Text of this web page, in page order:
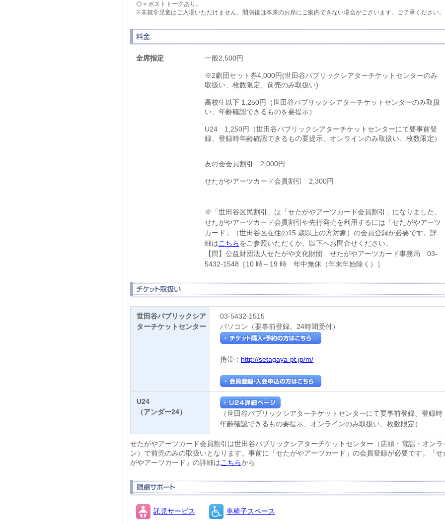
◎＝ポストトークあり。
※未就学児童はご入場いただけません。開演後は本来のお席にご案内できない場合がございます。ご了承ください。
全席指定 一般2,500円
※2劇団セット券4,000円(世田谷パブリックシアターチケットセンターのみ
取扱い、枚数限定、前売のみ取扱い)
高校生以下 1,250円（世田谷パブリックシアターチケットセンターのみ取扱
い、年齢確認できるものを要提示）
U24 1,250円（世田谷パブリックシアターチケットセンターにて要事前登
録、登録時年齢確認できるもの要提示、オンラインのみ取扱い、枚数限定）
友の会会員割引 2,000円
せたがやアーツカード会員割引 2,300円
※「世田谷区民割引」は「せたがやアーツカード会員割引」になりました。
せたがやアーツカード会員割引や先行発売を利用するには「せたがやアーツ
カード」（世田谷区在住の15 歳以上の方対象）の会員登録が必要です。詳
細はこちらをご参照いただくか、以下へお問合せください。
【問】公益財団法人せたがや文化財団 せたがやアーツカード事務局 03-
5432-1548［10 時～19 時 年中無休（年末年始除く）］
世田谷パブリックシア
ターチケットセンター
03-5432-1515
パソコン（要事前登録。24時間受付）
携帯： http://setagaya-pt.jp/m/
U24
（アンダー24）
（世田谷パブリックシアターチケットセンターにて要事前登録、登録時
年齢確認できるもの要提示、オンラインのみ取扱い、枚数限定）
せたがやアーツカード会員割引は世田谷パブリックシアターチケットセンター（店頭・電話・オンラ
ン）で前売のみの取扱いとなります。事前に「せたがやアーツカード」の会員登録が必要です。「せ
がやアーツカード」の詳細はこちらから
託児サービス 車椅子スペース